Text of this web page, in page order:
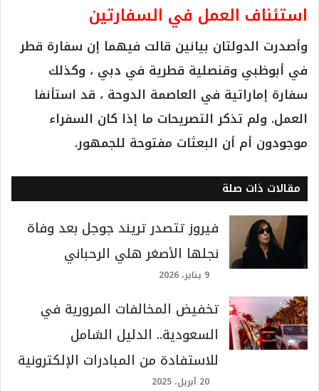
استئناف العمل في السفارتين
وأصدرت الدولتان بيانين قالت فيهما إن سفارة قطر
في أبوظبي وقنصلية قطرية في دبي ، وكذلك
سفارة إماراتية في العاصمة الدوحة ، قد استأنفا
العمل. ولم تذكر التصريحات ما إذا كان السفراء
موجودون أم أن البعثات مفتوحة للجمهور.
مقالات ذات صلة
فيروز تتصدر تريند جوجل بعد وفاة
نجلها الأصغر هلي الرحباني
9 يناير، 2026
تخفيض المخالفات المرورية في
السعودية.. الدليل الشامل
للاستفادة من المبادرات الإلكترونية
20 أبريل، 2025